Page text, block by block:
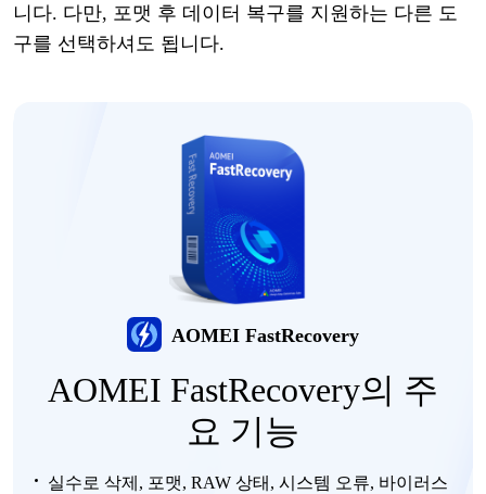
니다. 다만, 포맷 후 데이터 복구를 지원하는 다른 도
구를 선택하셔도 됩니다.
AOMEI FastRecovery
AOMEI FastRecovery의 주
요 기능
실수로 삭제 , 포맷, RAW 상태, 시스템 오류, 바이러스